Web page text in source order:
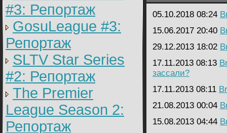
#3: Репортаж
GosuLeague #3:
Репортаж
SLTV Star Series
#2: Репортаж
The Premier
League Season 2:
Репортаж
05.10.2018 08:24
15.06.2017 20:40
29.12.2013 18:02
17.11.2013 08:13
зассали?
17.11.2013 08:11
21.08.2013 00:04
15.08.2013 04:44